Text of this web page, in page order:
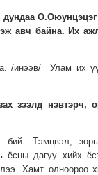
дундаа О.Оюунцэцэг
авч байна. Их
/инээв/ Улам их
зээлд нэвтэрч,
Тэмцвэл,
ёсны дагуу хийх
Хамт олноороо